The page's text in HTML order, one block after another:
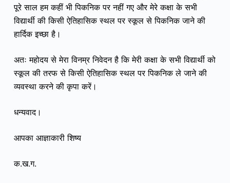
पूरे साल हम कहीं भी पिकनिक पर नहीं गए और मेरे कक्षा के सभी
विद्यार्थी की किसी ऐतिहासिक स्थल पर स्कूल से पिकनिक जाने की
हार्दिक इच्छा है।
अतः महोदय से मेरा विनम्र निवेदन है कि मेरी कक्षा के सभी विद्यार्थी को
स्कूल की तरफ से किसी ऐतिहासिक स्थल पर पिकनिक ले जाने की
व्यवस्था करने की कृपा करें।
धन्यवाद।
आपका आज्ञाकारी शिष्य
क.ख.ग.